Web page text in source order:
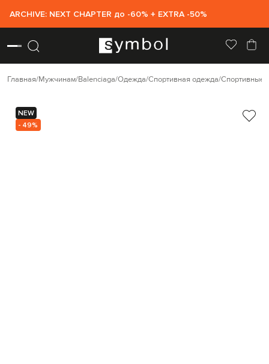
ARCHIVE: NEXT CHAPTER до -60% + EXTRA -50%
Главная Мужчинам Balenciaga Одежда Спортивная одежда Спортивные
NEW
- 49%